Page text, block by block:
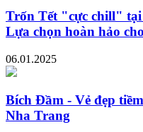
Trốn Tết "cực chill"
Lựa chọn hoàn hảo
06.01.2025
Bích Đầm - Vẻ đẹp
Nha Trang